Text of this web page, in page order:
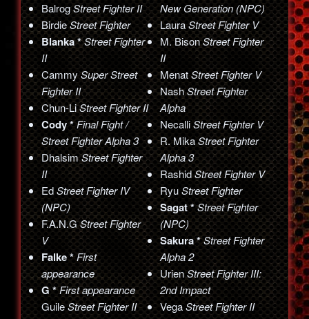
BalrogStreet Fighter II
BirdieStreet Fighter
Blanka *Street Fighter
II
CammySuper Street
Fighter II
Chun-LiStreet Fighter II
Cody *Final Fight /
Street Fighter Alpha 3
DhalsimStreet Fighter
II
EdStreet Fighter IV
(NPC)
F.A.N.GStreet Fighter
V
Falke *First
appearance
G *First appearance
GuileStreet Fighter II
New Generation (NPC)
LauraStreet Fighter V
M. BisonStreet Fighter
II
MenatStreet Fighter V
NashStreet Fighter
Alpha
NecalliStreet Fighter V
R. MikaStreet Fighter
Alpha 3
RashidStreet Fighter V
RyuStreet Fighter
Sagat *Street Fighter
(NPC)
Sakura *Street Fighter
Alpha 2
UrienStreet Fighter III:
2nd Impact
VegaStreet Fighter II